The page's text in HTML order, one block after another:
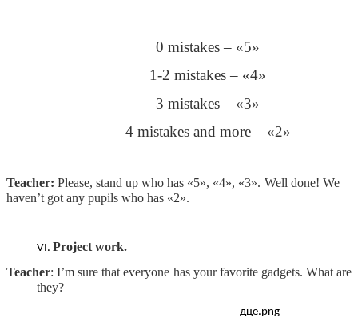
0 mistakes – «5»
1-2 mistakes – «4»
3 mistakes – «3»
4 mistakes and more – «2»
Teacher: Please, stand up who has «5», «4», «3». Well done! We
haven’t got any pupils who has «2».
Project work.
Teacher: I’m sure that everyone has your favorite gadgets. What are
they?